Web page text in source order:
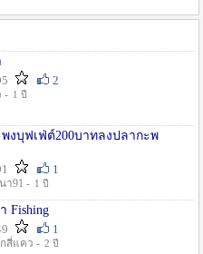
2
- 1 ปี
พงบุฟเฟ่ต์200บาทลงปลากะพ
1
า91 - 1 ปี
Fishing
1
กสี่แคว - 2 ปี